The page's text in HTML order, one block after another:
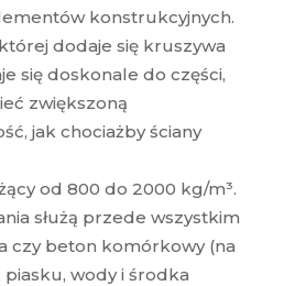
konstrukcyjnych.
dodaje się kruszywa
się doskonale do części,
zwiększoną
jak chociażby ściany
od 800 do 2000 kg/m³.
służą przede wszystkim
czy beton komórkowy (na
wody i środka